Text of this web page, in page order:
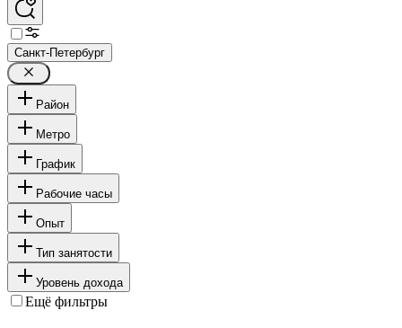
Санкт-Петербург
Район
Метро
График
Рабочие часы
Опыт
Тип занятости
Уровень дохода
Ещё фильтры